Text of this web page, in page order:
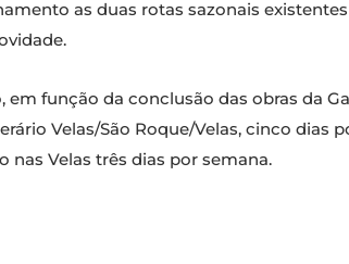
as duas rotas sazonais
função da conclusão das obras da
Velas/São Roque/Velas, cinco dias
Velas três dias por semana.